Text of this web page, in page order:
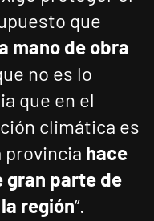
que
mano de obra
no es lo
que en el
climática es
provincia hace
gran parte de
región”.